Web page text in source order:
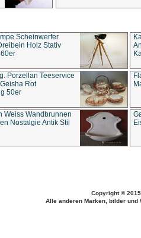
Scheinwerfer
Holz Stativ
Porzellan Teeservice
Rot
50er
Weiss Wandbrunnen
Nostalgie Antik Stil
Copyright ©
Alle anderen Marken, bilder und